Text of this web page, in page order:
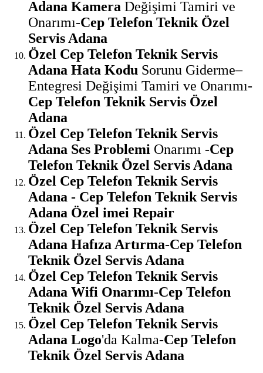
Adana Kamera Değişimi Tamiri ve
Onarımı-Cep Telefon Teknik Özel
Servis Adana
Özel Cep Telefon Teknik Servis
Adana Hata Kodu Sorunu Giderme–
Entegresi Değişimi Tamiri ve Onarımı-
Cep Telefon Teknik Servis Özel
Adana
Özel Cep Telefon Teknik Servis
Adana Ses Problemi Onarımı -Cep
Telefon Teknik Özel Servis Adana
Özel Cep Telefon Teknik Servis
Adana - Cep Telefon Teknik Servis
Adana Özel imei Repair
Özel Cep Telefon Teknik Servis
Adana Hafıza Artırma-Cep Telefon
Teknik Özel Servis Adana
Özel Cep Telefon Teknik Servis
Adana Wifi Onarımı-Cep Telefon
Teknik Özel Servis Adana
Özel Cep Telefon Teknik Servis
Adana Logo'da Kalma-Cep Telefon
Teknik Özel Servis Adana